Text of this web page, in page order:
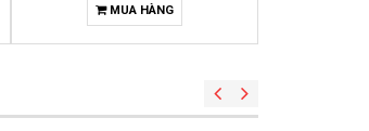
MUA HÀNG